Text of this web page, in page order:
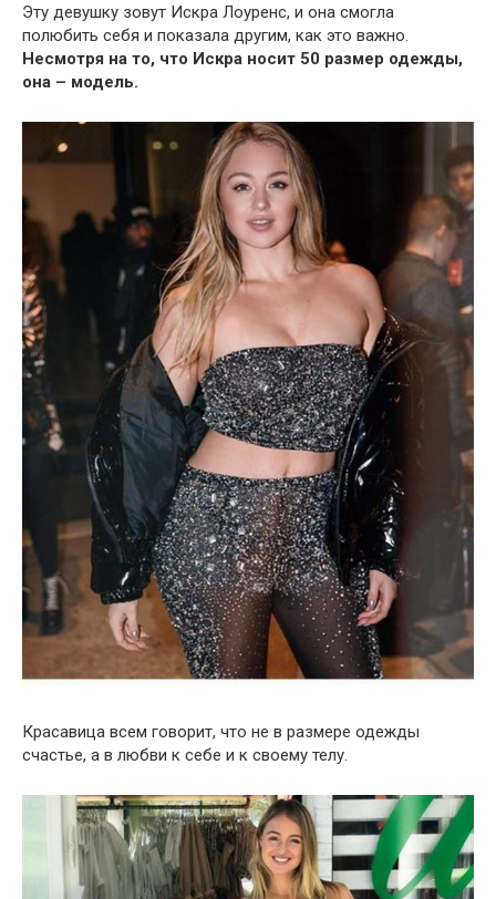
Эту девушку зовут Искра Лоуренс, и она смогла
полюбить себя и показала другим, как это важно.
Несмотря на то, что Искра носит 50 размер одежды,
она – модель.
Красавица всем говорит, что не в размере одежды
счастье, а в любви к себе и к своему телу.